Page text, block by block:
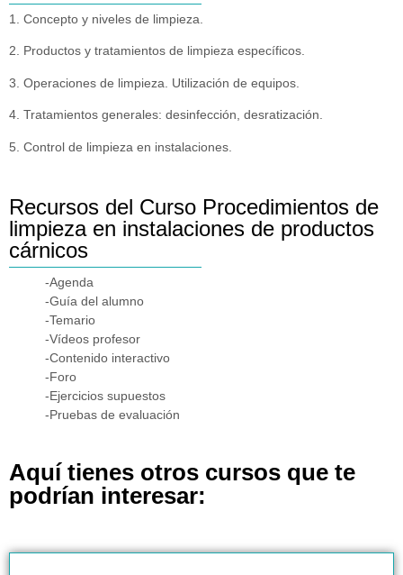
1. Concepto y niveles de limpieza.
2. Productos y tratamientos de limpieza específicos.
3. Operaciones de limpieza. Utilización de equipos.
4. Tratamientos generales: desinfección, desratización.
5. Control de limpieza en instalaciones.
Recursos del Curso Procedimientos de
limpieza en instalaciones de productos
cárnicos
-Agenda
-Guía del alumno
-Temario
-Vídeos profesor
-Contenido interactivo
-Foro
-Ejercicios supuestos
-Pruebas de evaluación
Aquí tienes otros cursos que te
podrían interesar: